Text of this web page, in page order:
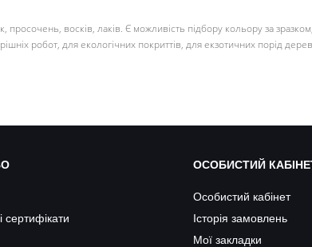
просочень, восків, лаків. Є можливість підбору кольору за
робот, для екологічних покриттів, для екзотичних порід
сертифікати
ОСОБИСТИЙ
Особистий кабінет
Історія замовлень
Мої закладки